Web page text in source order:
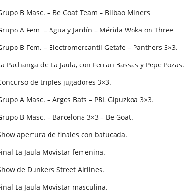
B Masc. – Be Goat Team – Bilbao Miners.
A Fem. – Agua y Jardín – Mérida Woka on Three.
B Fem. – Electromercantil Getafe – Panthers 3×3.
Pachanga de La Jaula, con Ferran Bassas y Pepe Pozas.
de triples jugadores 3×3.
A Masc. – Argos Bats – PBL Gipuzkoa 3×3.
B Masc. – Barcelona 3×3 – Be Goat.
apertura de finales con batucada.
La Jaula Movistar femenina.
de Dunkers Street Airlines.
La Jaula Movistar masculina.